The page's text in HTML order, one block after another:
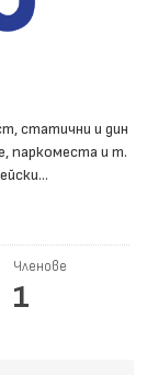
статични и дин
паркоместа и т.
Членове
1